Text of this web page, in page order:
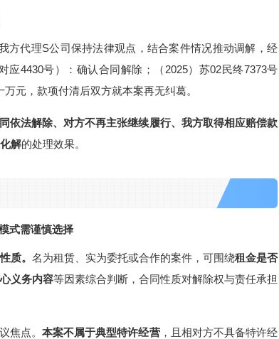
方代理S公司保持法律观点，结合案件情况推动调解，经
应4430号）：确认合同解除；（2025）苏02民终7373号
元，款项付清后双方就本案再无纠葛。
法解除、对方不再主张继续履行、我方取得相应赔偿款
解的处理效果。
式需谨慎选择
质。 名为租赁、实为委托或合作的案件，可围绕租金是否
义务内容等因素综合判断，合同性质对解除权与责任承担
焦点。本案不属于典型特许经营，且相对方不具备特许经